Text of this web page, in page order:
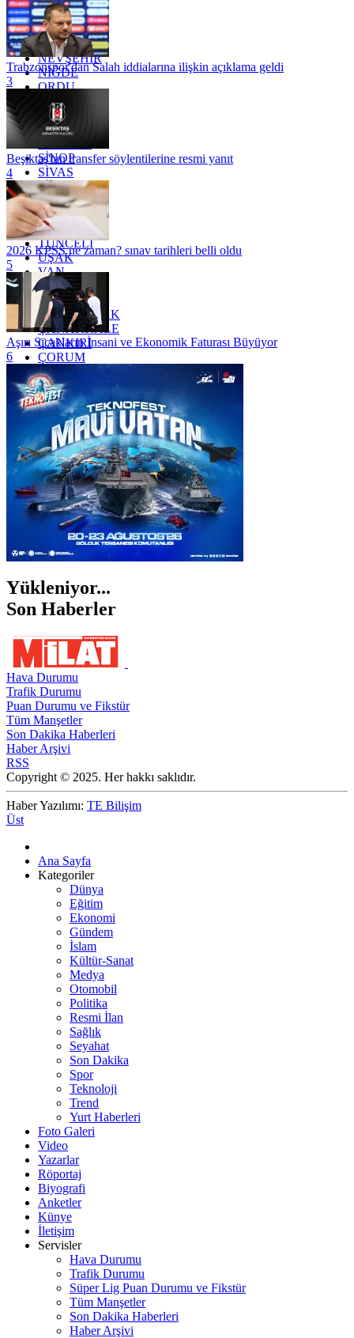
MERSİN
MUĞLA
MUŞ
NEVŞEHİR
NİĞDE
ORDU
OSMANİYE
RİZE
SAKARYA
SİNOP
SİVAS
SİİRT
TEKİRDAĞ
TOKAT
TRABZON
TUNCELİ
UŞAK
VAN
YALOVA
YOZGAT
ZONGULDAK
ÇANAKKALE
ÇANKIRI
ÇORUM
İSTANBUL
İZMİR
ŞANLIURFA
ŞIRNAK
Trabzonspor'dan Salah iddialarına ilişkin açıklama geldi
3
Beşiktaş'tan transfer söylentilerine resmi yanıt
4
2026 KPSS ne zaman? sınav tarihleri belli oldu
5
Aşırı Sıcakların İnsani ve Ekonomik Faturası Büyüyor
6
Yükleniyor...
Son Haberler
Hava Durumu
Trafik Durumu
Puan Durumu ve Fikstür
Tüm Manşetler
Son Dakika Haberleri
Haber Arşivi
RSS
Copyright © 2025. Her hakkı saklıdır.
Haber Yazılımı: TE Bilişim
Üst
Ana Sayfa
Kategoriler
Dünya
Eğitim
Ekonomi
Gündem
İslam
Kültür-Sanat
Medya
Otomobil
Politika
Resmi İlan
Sağlık
Seyahat
Son Dakika
Spor
Teknoloji
Trend
Yurt Haberleri
Foto Galeri
Video
Yazarlar
Röportaj
Biyografi
Anketler
Künye
İletişim
Servisler
Hava Durumu
Trafik Durumu
Süper Lig Puan Durumu ve Fikstür
Tüm Manşetler
Son Dakika Haberleri
Haber Arşivi